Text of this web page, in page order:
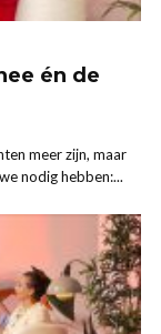
én de
meer zijn, maar
nodig hebben:...